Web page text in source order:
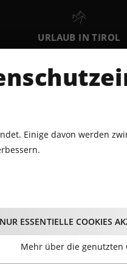
URLAUB IN TIROL
SA SO
-
Einige davon werden
NUR ESSENTIELLE COOKIES
Mehr über die genutzten